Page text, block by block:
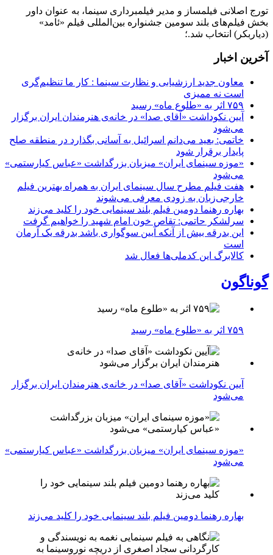
تورج اصلانی فیلمساز و مدیر فیلمبرداری سینما، به عنوان داور
بخش فیلم‌های بلند سومین جشنواره بین‌المللی فیلم «ئامد»
(دیاربکر) انتخاب شد.؛
آخرین اخبار
معاون جدید ارزشیابی و نظارت سینما : کار ما تنظیم‌گری
است نه ممیزی
۷۵۹ اثر به «طلوع ماه» رسید
آیین نکوداشت «آقای صدا» در خانه‌ی هنرمندان ایران برگزار
می‌شود
خاتمی: بعید می‌دانم اسرائیل به آسانی بگذارد در منطقه صلح
پایدار برقرار شود
«موزه سینمای ایران» میزبان بزرگداشت «عباس کیارستمی»
می‌شود
هفت فیلم مطرح سال سینمای ایران به همراه بهترین فیلم
خارجی‌زبان به زودی معرفی می‌شوند
بهاره رهنما دومین فیلم بلند سینمایی خود را کلید می‌زند
سرلشکر حاتمی: تقاص خون امام شهید را خواهیم گرفت
این بدرقه بیش از آنکه آیین سوگواری باشد بدرقه یک آرمان
است
کالابرگ این کدملی‌ها فعال شد
گوناگون
۷۵۹ اثر به «طلوع ماه» رسید
آیین نکوداشت «آقای صدا» در خانه‌ی هنرمندان ایران برگزار
می‌شود
«موزه سینمای ایران» میزبان بزرگداشت «عباس کیارستمی»
می‌شود
بهاره رهنما دومین فیلم بلند سینمایی خود را کلید می‌زند